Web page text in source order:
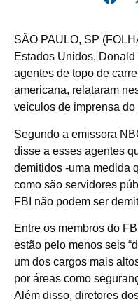
SÃO PAULO, SP
Estados Unidos,
agentes de topo de
americana, relataram
veículos de imprensa do
Segundo a emissora
disse a esses agentes
demitidos -uma medida
como são servidores
FBI não podem ser
Entre os membros do
estão pelo menos seis
um dos cargos mais
por áreas como
Além disso, diretores